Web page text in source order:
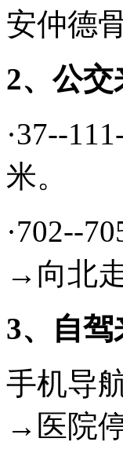
安仲德
2、公
·37--111
米。
·702--
→向北
3、自
手机导
→医院